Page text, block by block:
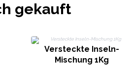
gekauft
Versteckte Inseln-
Mischung 1Kg